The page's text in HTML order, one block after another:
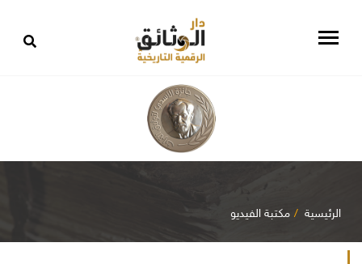
الرئيسية مكتبة الفيديو